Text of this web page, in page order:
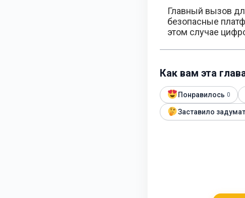
Главный вызов
безопасные
этом случае
Как вам эта
Понравилось 0
Заставило